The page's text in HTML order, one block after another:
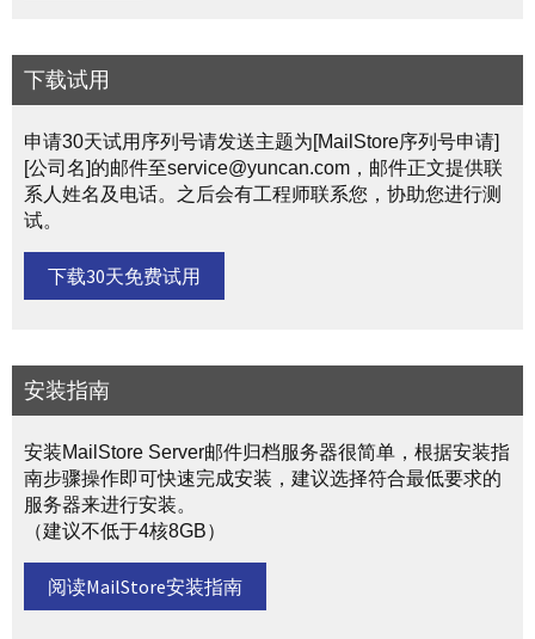
下载试用
申请30天试用序列号请发送主题为[MailStore序列号申请]
[公司名]的邮件至service@yuncan.com，邮件正文提供联
系人姓名及电话。之后会有工程师联系您，协助您进行测
试。
下载30天免费试用
安装指南
安装MailStore Server邮件归档服务器很简单，根据安装指
南步骤操作即可快速完成安装，建议选择符合最低要求的
服务器来进行安装。
（建议不低于4核8GB）
阅读MailStore安装指南